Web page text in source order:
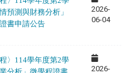
預測與財務分析」
證書申請公告
2026-
06-04
〉114學年度第2學
2026-